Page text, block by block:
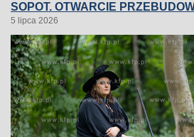
SOPOT. OTWARCIE
5 lipca 2026